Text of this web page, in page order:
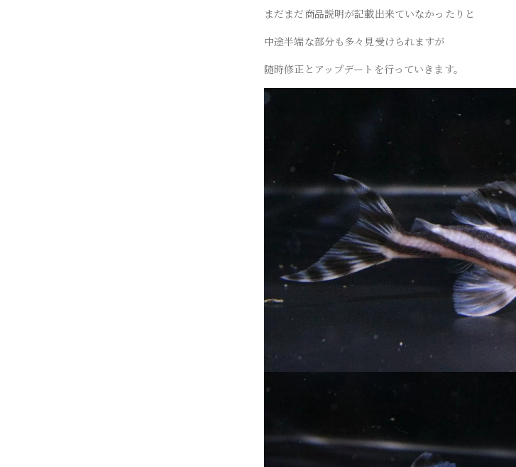
まだまだ商品説明が記載出来ていなかったりと
中途半端な部分も多々見受けられますが
随時修正とアップデートを行っていきます。